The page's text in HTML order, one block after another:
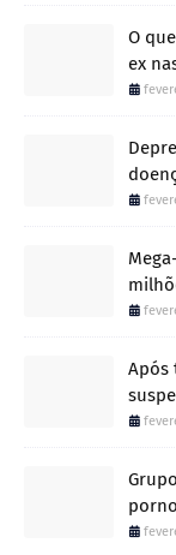
O
ex
Após